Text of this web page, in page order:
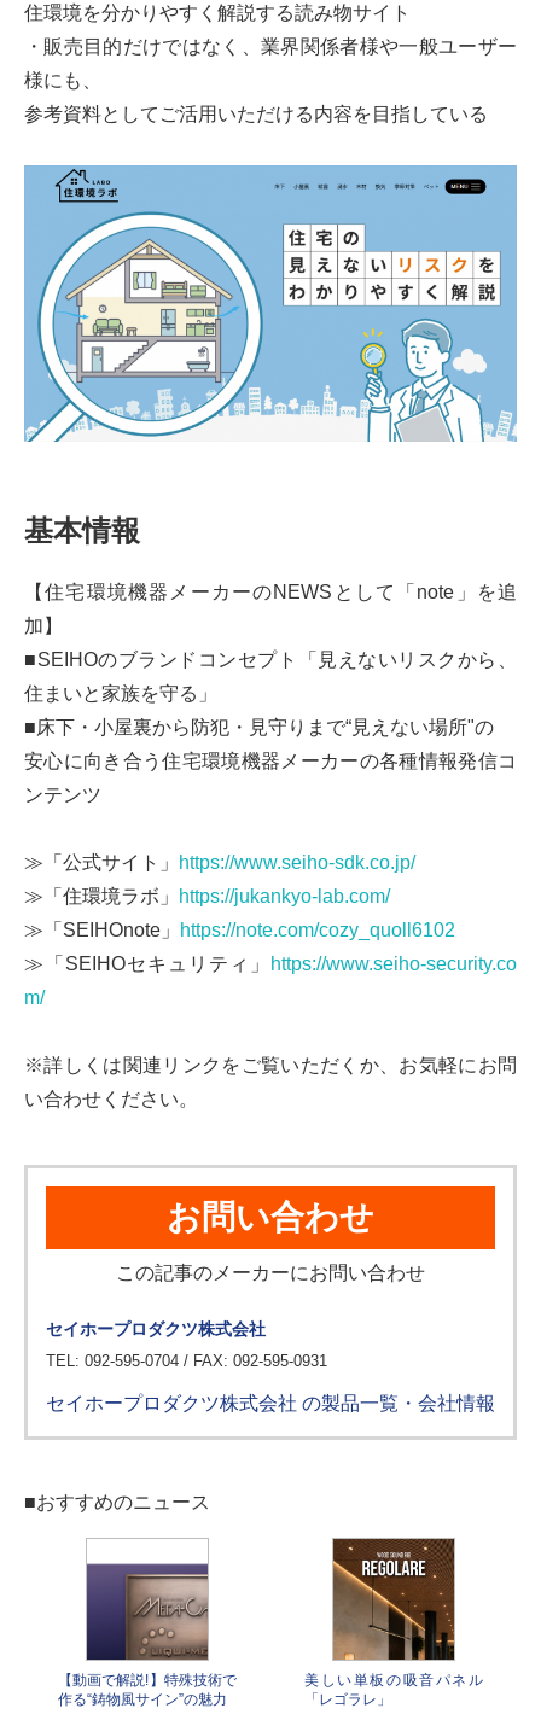
住環境を分かりやすく解説する読み物サイト
・販売目的だけではなく、業界関係者様や一般ユーザー
様にも、
参考資料としてご活用いただける内容を目指している
基本情報
【住宅環境機器メーカーのNEWSとして「note」を追
加】
■SEIHOのブランドコンセプト「見えないリスクから、
住まいと家族を守る」
■床下・小屋裏から防犯・見守りまで“見えない場所"の
安心に向き合う住宅環境機器メーカーの各種情報発信コ
ンテンツ
≫「公式サイト」
https://www.seiho-sdk.co.jp/
≫「住環境ラボ」
https://jukankyo-lab.com/
≫「SEIHOnote」
https://note.com/cozy_quoll6102
≫「SEIHOセキュリティ」
https://www.seiho-security.co
m/
※詳しくは関連リンクをご覧いただくか、お気軽にお問
い合わせください。
お問い合わせ
この記事のメーカーにお問い合わせ
セイホープロダクツ株式会社
TEL: 092-595-0704 / FAX: 092-595-0931
セイホープロダクツ株式会社 の製品一覧・会社情報
■おすすめのニュース
【動画で解説!】特殊技術で
作る“鋳物風サイン”の魅力
美しい単板の吸音パネル
「レゴラレ」